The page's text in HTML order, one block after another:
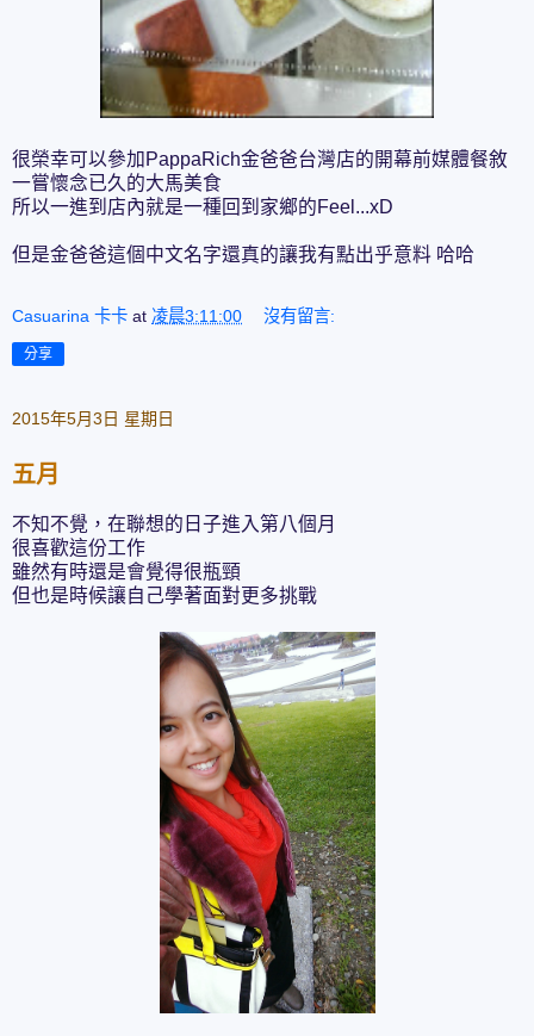
很榮幸可以參加PappaRich金爸爸台灣店的開幕前媒體餐敘
一嘗懷念已久的大馬美食
所以一進到店內就是一種回到家鄉的Feel...xD
但是金爸爸這個中文名字還真的讓我有點出乎意料 哈哈
Casuarina 卡卡 at 凌晨3:11:00 沒有留言:
分享
2015年5月3日 星期日
五月
不知不覺，在聯想的日子進入第八個月
很喜歡這份工作
雖然有時還是會覺得很瓶頸
但也是時候讓自己學著面對更多挑戰